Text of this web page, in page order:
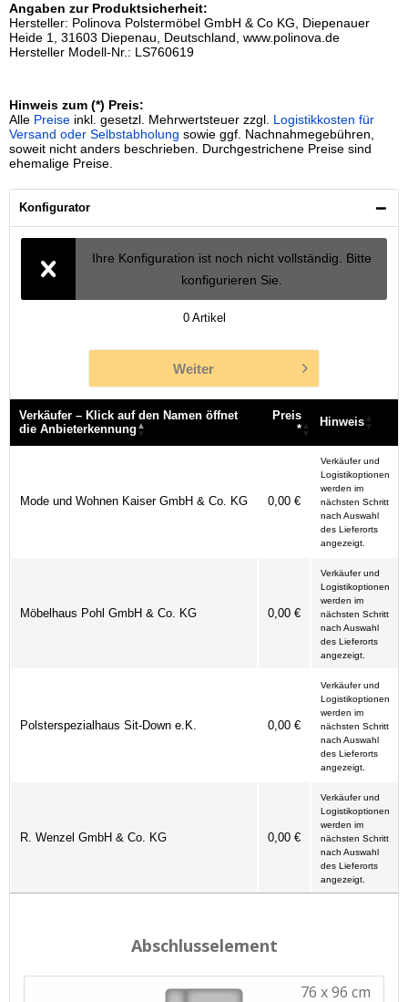
Angaben zur Produktsicherheit:
Hersteller: Polinova Polstermöbel GmbH & Co KG, Diepenauer
Heide 1, 31603 Diepenau, Deutschland, www.polinova.de
Hersteller Modell-Nr.: LS760619
Hinweis zum (*) Preis:
Alle Preise inkl. gesetzl. Mehrwertsteuer zzgl. Logistikkosten für
Versand oder Selbstabholung sowie ggf. Nachnahmegebühren,
soweit nicht anders beschrieben. Durchgestrichene Preise sind
ehemalige Preise.
Konfigurator
Ihre Konfiguration ist noch nicht vollständig. Bitte
konfigurieren Sie.
0 Artikel
Weiter
Verkäufer – Klick auf den Namen öffnet
die Anbieterkennung
Preis
*
Hinweis
Mode und Wohnen Kaiser GmbH & Co. KG 0,00 €
Verkäufer und
Logistikoptionen
werden im
nächsten Schritt
nach Auswahl
des Lieferorts
angezeigt.
Möbelhaus Pohl GmbH & Co. KG 0,00 €
Verkäufer und
Logistikoptionen
werden im
nächsten Schritt
nach Auswahl
des Lieferorts
angezeigt.
Polsterspezialhaus Sit-Down e.K. 0,00 €
Verkäufer und
Logistikoptionen
werden im
nächsten Schritt
nach Auswahl
des Lieferorts
angezeigt.
R. Wenzel GmbH & Co. KG 0,00 €
Verkäufer und
Logistikoptionen
werden im
nächsten Schritt
nach Auswahl
des Lieferorts
angezeigt.